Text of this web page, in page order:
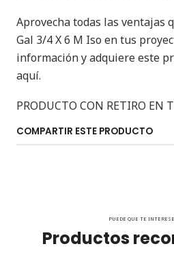
Aprovecha todas las ventajas
Gal 3/4 X 6 M Iso en tus
información y adquiere este
aquí.
PRODUCTO CON RETIRO EN
COMPARTIR ESTE PRODUCTO
PUEDE QUE TE
Productos